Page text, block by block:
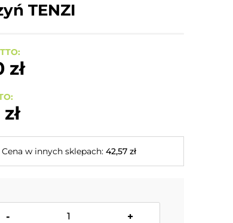
TENZI
zł
Cena w innych sklepach: 42,57 zł
- +